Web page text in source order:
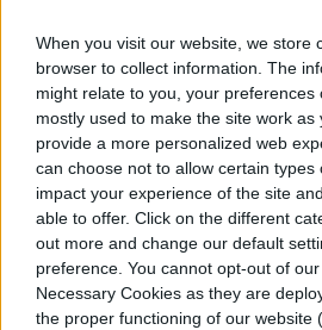
When you visit our website, we store
browser to collect information. The
might relate to you, your preferences
mostly used to make the site work
provide a more personalized web
can choose not to allow certain types
impact your experience of the site
able to offer. Click on the different
out more and change our default
preference. You cannot opt-out of
Necessary Cookies as they are
the proper functioning of our website
ENTRETENIMIENTO
Un hombre
una valla
para
Last House